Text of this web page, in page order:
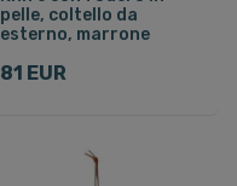
pelle, coltello da
esterno, marrone
81 EUR